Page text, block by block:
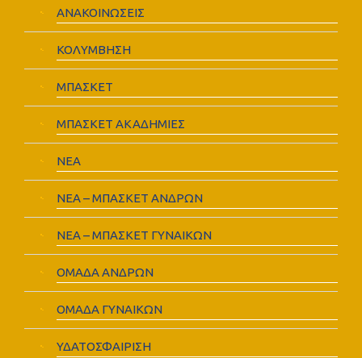
ΑΝΑΚΟΙΝΩΣΕΙΣ
ΚΟΛΥΜΒΗΣΗ
ΜΠΑΣΚΕΤ
ΜΠΑΣΚΕΤ ΑΚΑΔΗΜΙΕΣ
ΝΕΑ
ΝΕΑ – ΜΠΑΣΚΕΤ ΑΝΔΡΩΝ
ΝΕΑ – ΜΠΑΣΚΕΤ ΓΥΝΑΙΚΩΝ
ΟΜΑΔΑ ΑΝΔΡΩΝ
ΟΜΑΔΑ ΓΥΝΑΙΚΩΝ
ΥΔΑΤΟΣΦΑΙΡΙΣΗ